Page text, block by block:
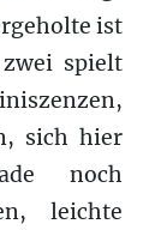
ist
spielt
sich hier
noch
leichte